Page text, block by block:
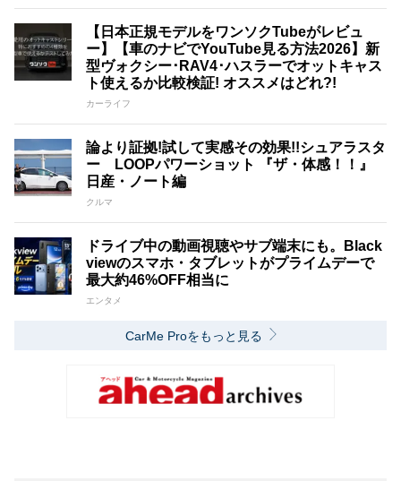
【日本正規モデルをワンソクTubeがレビュ
ー】【車のナビでYouTube見る方法2026】新
型ヴォクシー･RAV4･ハスラーでオットキャス
ト使えるか比較検証! オススメはどれ?!
カーライフ
論より証拠!試して実感その効果!!シュアラスタ
ー LOOPパワーショット 『ザ・体感！！』
日産・ノート編
クルマ
ドライブ中の動画視聴やサブ端末にも。Black
viewのスマホ・タブレットがプライムデーで
最大約46%OFF相当に
エンタメ
CarMe Proをもっと見る